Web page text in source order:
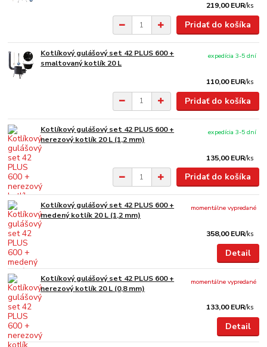
219,00 EUR/ks
Pridať do košíka
Kotlíkový gulášový set 42 PLUS 600 +
smaltovaný kotlík 20 L
110,00 EUR/ks
expedícia 3-5 dní
Pridať do košíka
Kotlíkový gulášový set 42 PLUS 600 +
nerezový kotlík 20 L (1,2 mm)
135,00 EUR/ks
expedícia 3-5 dní
Pridať do košíka
Kotlíkový gulášový set 42 PLUS 600 +
medený kotlík 20 L (1,2 mm)
358,00 EUR/ks
momentálne vypredané
Detail
Kotlíkový gulášový set 42 PLUS 600 +
nerezový kotlík 20 L (0,8 mm)
133,00 EUR/ks
momentálne vypredané
Detail